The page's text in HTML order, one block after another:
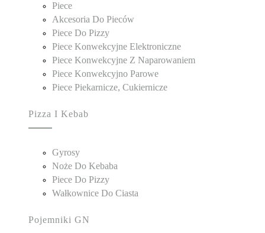
Piece
Akcesoria Do Pieców
Piece Do Pizzy
Piece Konwekcyjne Elektroniczne
Piece Konwekcyjne Z Naparowaniem
Piece Konwekcyjno Parowe
Piece Piekarnicze, Cukiernicze
Pizza I Kebab
Gyrosy
Noże Do Kebaba
Piece Do Pizzy
Wałkownice Do Ciasta
Pojemniki GN